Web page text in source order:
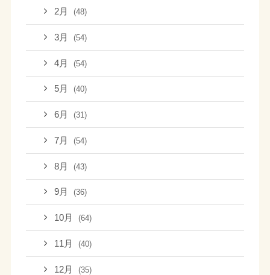
2月 (48)
3月 (54)
4月 (54)
5月 (40)
6月 (31)
7月 (54)
8月 (43)
9月 (36)
10月 (64)
11月 (40)
12月 (35)